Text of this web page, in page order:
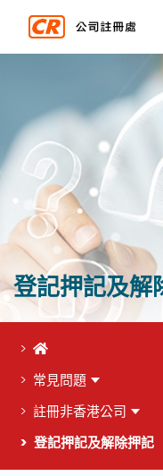
登記押記及解
首頁
常見問題
註冊非香港公司
登記押記及解除押記